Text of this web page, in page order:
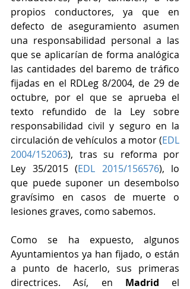
propios conductores, ya que en
defecto de aseguramiento asumen
una responsabilidad personal a las
que se aplicarían de forma analógica
las cantidades del baremo de tráfico
fijadas en el RDLeg 8/2004, de 29 de
octubre, por el que se aprueba el
texto refundido de la Ley sobre
responsabilidad civil y seguro en la
circulación de vehículos a motor (EDL
2004/152063), tras su reforma por
Ley 35/2015 (EDL 2015/156576), lo
que puede suponer un desembolso
gravísimo en casos de muerte o
lesiones graves, como sabemos.
Como se ha expuesto, algunos
Ayuntamientos ya han fijado, o están
a punto de hacerlo, sus primeras
directrices. Así, en Madrid el